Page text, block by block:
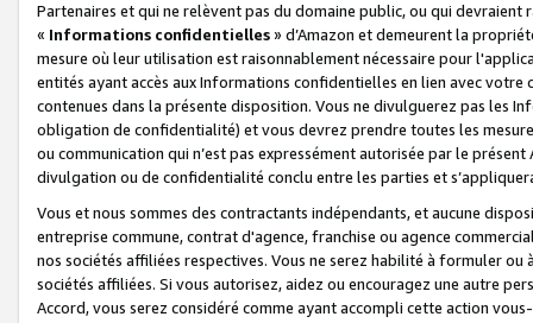
Partenaires et qui ne relèvent pas du domaine public, ou qui
« Informations confidentielles» d’Amazon et demeurent la
mesure où leur utilisation est raisonnablement nécessaire pour
entités ayant accès aux Informations confidentielles en lien avec
contenues dans la présente disposition. Vous ne divulguerez pas les
obligation de confidentialité) et vous devrez prendre toutes les
ou communication qui n’est pas expressément autorisée par le
divulgation ou de confidentialité conclu entre les parties et
Vous et nous sommes des contractants indépendants, et aucune
entreprise commune, contrat d'agence, franchise ou agence
nos sociétés affiliées respectives. Vous ne serez habilité à formuler
sociétés affiliées. Si vous autorisez, aidez ou encouragez une autre
Accord, vous serez considéré comme ayant accompli cette action